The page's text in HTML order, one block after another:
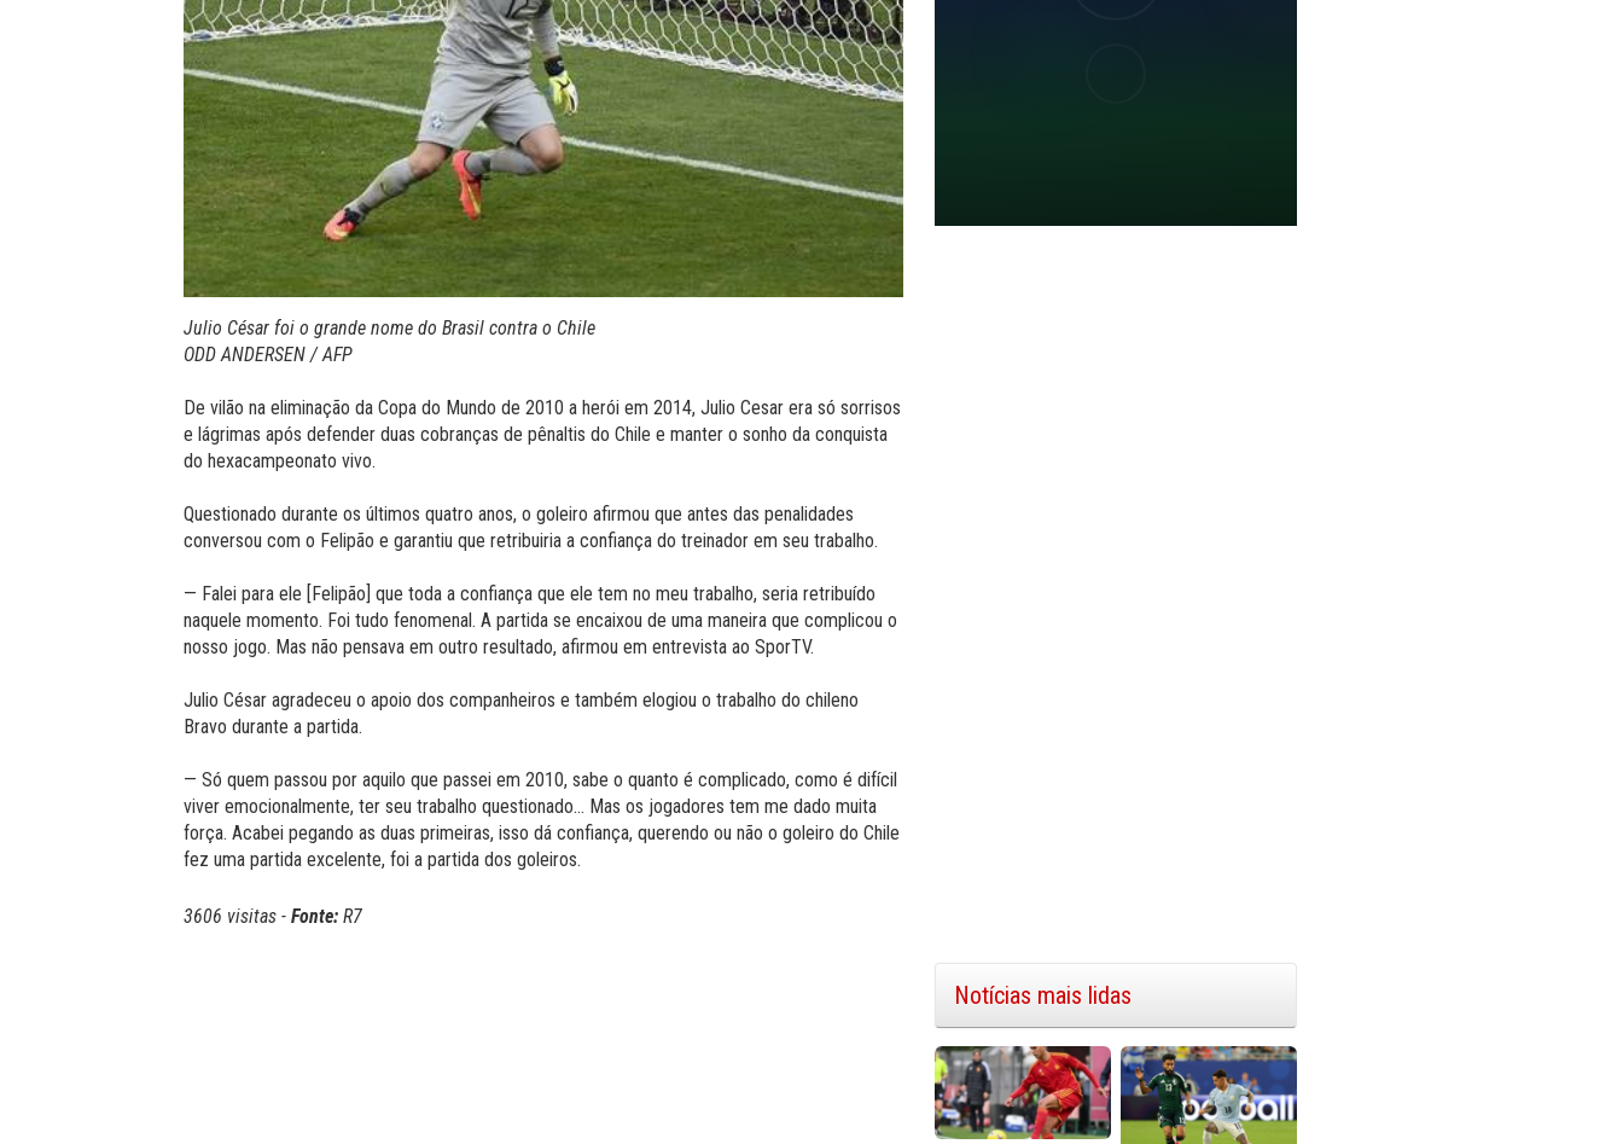
Julio César foi o grande nome do Brasil contra o Chile
ODD ANDERSEN / AFP
De vilão na eliminação da Copa do Mundo de 2010 a herói em 2014, Julio Cesar era só sorrisos
e lágrimas após defender duas cobranças de pênaltis do Chile e manter o sonho da conquista
do hexacampeonato vivo.
Questionado durante os últimos quatro anos, o goleiro afirmou que antes das penalidades
conversou com o Felipão e garantiu que retribuiria a confiança do treinador em seu trabalho.
— Falei para ele [Felipão] que toda a confiança que ele tem no meu trabalho, seria retribuído
naquele momento. Foi tudo fenomenal. A partida se encaixou de uma maneira que complicou o
nosso jogo. Mas não pensava em outro resultado, afirmou em entrevista ao SporTV.
Julio César agradeceu o apoio dos companheiros e também elogiou o trabalho do chileno
Bravo durante a partida.
— Só quem passou por aquilo que passei em 2010, sabe o quanto é complicado, como é difícil
viver emocionalmente, ter seu trabalho questionado... Mas os jogadores tem me dado muita
força. Acabei pegando as duas primeiras, isso dá confiança, querendo ou não o goleiro do Chile
fez uma partida excelente, foi a partida dos goleiros.
3606 visitas - Fonte: R7
Notícias mais lidas